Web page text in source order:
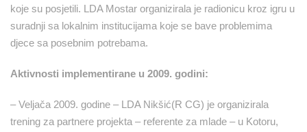
koje su posjetili. LDA Mostar organizirala je radionicu kroz igru u
suradnji sa lokalnim institucijama koje se bave problemima
djece sa posebnim potrebama.
Aktivnosti implementirane u 2009. godini:
– Veljača 2009. godine – LDA Nikšić(R CG) je organizirala
trening za partnere projekta – referente za mlade – u Kotoru,